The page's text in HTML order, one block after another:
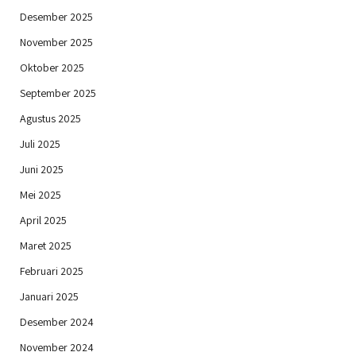
Desember 2025
November 2025
Oktober 2025
September 2025
Agustus 2025
Juli 2025
Juni 2025
Mei 2025
April 2025
Maret 2025
Februari 2025
Januari 2025
Desember 2024
November 2024